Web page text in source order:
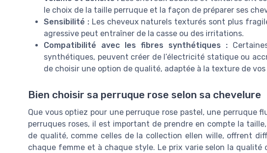
le choix de la taille perruque et la façon de préparer ses
Sensibilité :Les cheveux naturels texturés sont plus
agressive peut entraîner de la casse ou des irritations.
Compatibilité avec les fibres synthétiques :
synthétiques, peuvent créer de l’électricité statique ou
de choisir une option de qualité, adaptée à la texture de
Bien choisir sa perruque rose selon sa chevelure
Que vous optiez pour une perruque rose pastel, une perruque
perruques roses, il est important de prendre en compte la
de qualité, comme celles de la collection ellen wille, offrent
chaque femme et à chaque style. Le prix varie selon la